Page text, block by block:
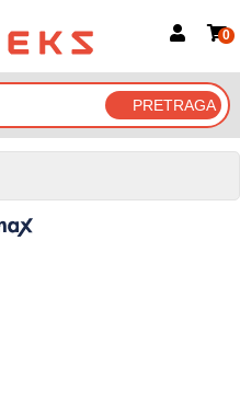
Prijavite se Google nalogom
0